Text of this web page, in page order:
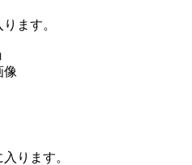
ます。
ります。